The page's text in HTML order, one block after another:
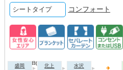
シートタイプ コンフォート
2026年08月07日(金)
盛岡
北上
水沢